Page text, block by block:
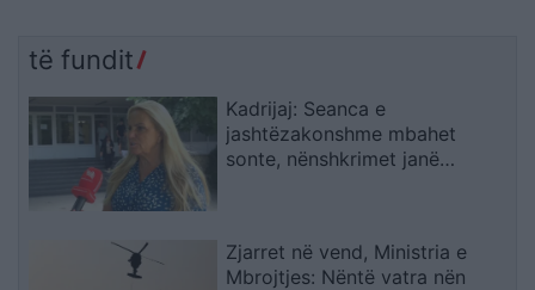
të fundit
Kadrijaj: Seanca e
jashtëzakonshme mbahet
sonte, nënshkrimet janë
Zjarret në vend, Ministria e
Mbrojtjes: Nëntë vatra nën